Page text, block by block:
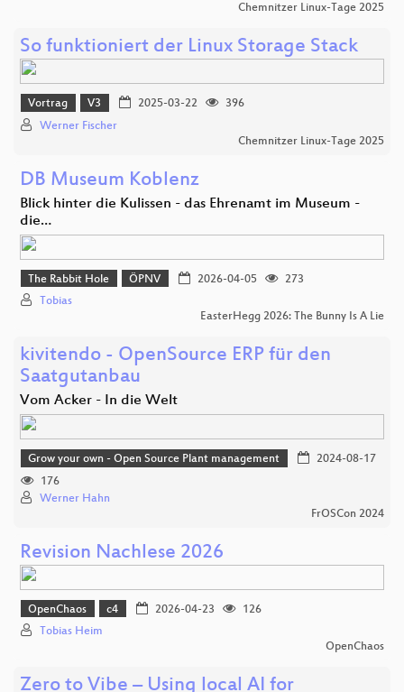
Chemnitzer Linux-Tage 2025
So funktioniert der Linux Storage Stack
Vortrag V3 2025-03-22
396
Werner Fischer
Chemnitzer Linux-Tage 2025
DB Museum Koblenz
Blick hinter die Kulissen - das Ehrenamt im Museum -
die…
The Rabbit Hole ÖPNV 2026-04-05
273
Tobias
EasterHegg 2026: The Bunny Is A Lie
kivitendo - OpenSource ERP für den
Saatgutanbau
Vom Acker - In die Welt
Grow your own - Open Source Plant management
2024-08-17
176
Werner Hahn
FrOSCon 2024
Revision Nachlese 2026
OpenChaos c4 2026-04-23
126
Tobias Heim
OpenChaos
Zero to Vibe – Using local AI for